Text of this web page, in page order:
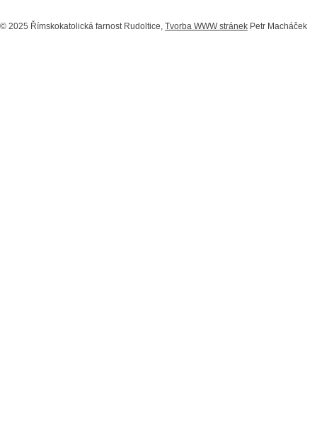
© 2025 Římskokatolická farnost Rudoltice, Tvorba WWW stránek Petr Macháček